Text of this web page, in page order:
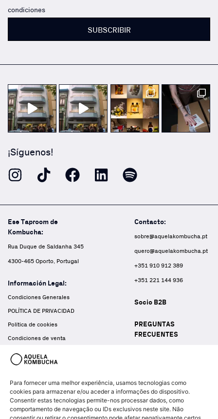
Para fornecer uma melhor experiência, usamos tecnologias como
cookies para armazenar e/ou aceder a informações do dispositivo.
Consentir estas tecnologias permite-nos processar dados, como
comportamento de navegação ou IDs exclusivos neste site. Não
condiciones
SUBSCRIBIR
¡Síguenos!
Ese Taproom de
Kombucha:
Rua Duque de Saldanha 345
4300-465 Oporto, Portugal
Información Legal:
Condiciones Generales
POLÍTICA DE PRIVACIDAD
Política de cookies
Condiciones de venta
LIBRO DE RECLAMACIONES
Contacto:
sobre@aquelakombucha.pt
quero@aquelakombucha.pt
+351 910 912 389
+351 221 144 936
Socio B2B
PREGUNTAS
FRECUENTES